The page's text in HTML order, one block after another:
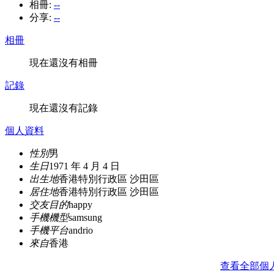
相冊: --
分享: --
相冊
現在還沒有相冊
記錄
現在還沒有記錄
個人資料
性別男
生日1971 年 4 月 4 日
出生地香港特別行政區 沙田區
居住地香港特別行政區 沙田區
交友目的happy
手機機型samsung
手機平台andrio
來自香港
查看全部個